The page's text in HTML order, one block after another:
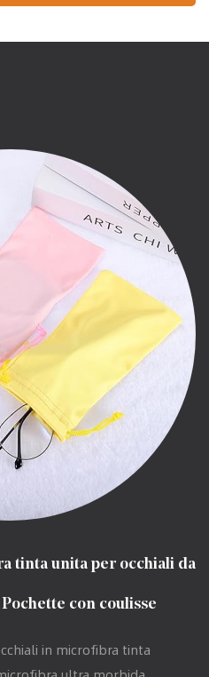
tinta unita per occhiali da
con coulisse
in microfibra tinta